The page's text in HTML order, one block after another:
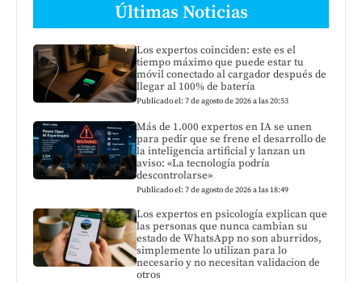
Últimas Noticias
Los expertos coinciden: este es el
tiempo máximo que puede estar tu
móvil conectado al cargador después de
llegar al 100% de batería
Publicado el: 7 de agosto de 2026 a las 20:53
Más de 1.000 expertos en IA se unen
para pedir que se frene el desarrollo de
la inteligencia artificial y lanzan un
aviso: «La tecnología podría
descontrolarse»
Publicado el: 7 de agosto de 2026 a las 18:49
Los expertos en psicología explican que
las personas que nunca cambian su
estado de WhatsApp no son aburridos,
simplemente lo utilizan para lo
necesario y no necesitan validacion de
otros